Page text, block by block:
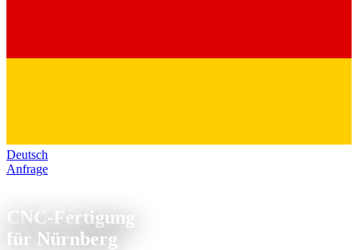
Deutsch
Anfrage
CNC-Fertigung
für Nürnberg